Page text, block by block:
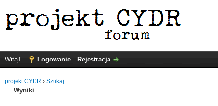
Witaj! Logowanie Rejestracja
projekt CYDR › Szukaj
Wyniki